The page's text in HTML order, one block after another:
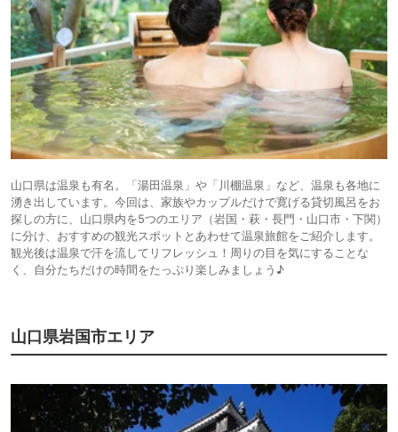
山口県は温泉も有名。「湯田温泉」や「川棚温泉」など、温泉も各地に
湧き出しています。今回は、家族やカップルだけで寛げる貸切風呂をお
探しの方に、山口県内を5つのエリア（岩国・萩・長門・山口市・下関）
に分け、おすすめの観光スポットとあわせて温泉旅館をご紹介します。
観光後は温泉で汗を流してリフレッシュ！周りの目を気にすることな
く、自分たちだけの時間をたっぷり楽しみましょう♪
山口県岩国市エリア